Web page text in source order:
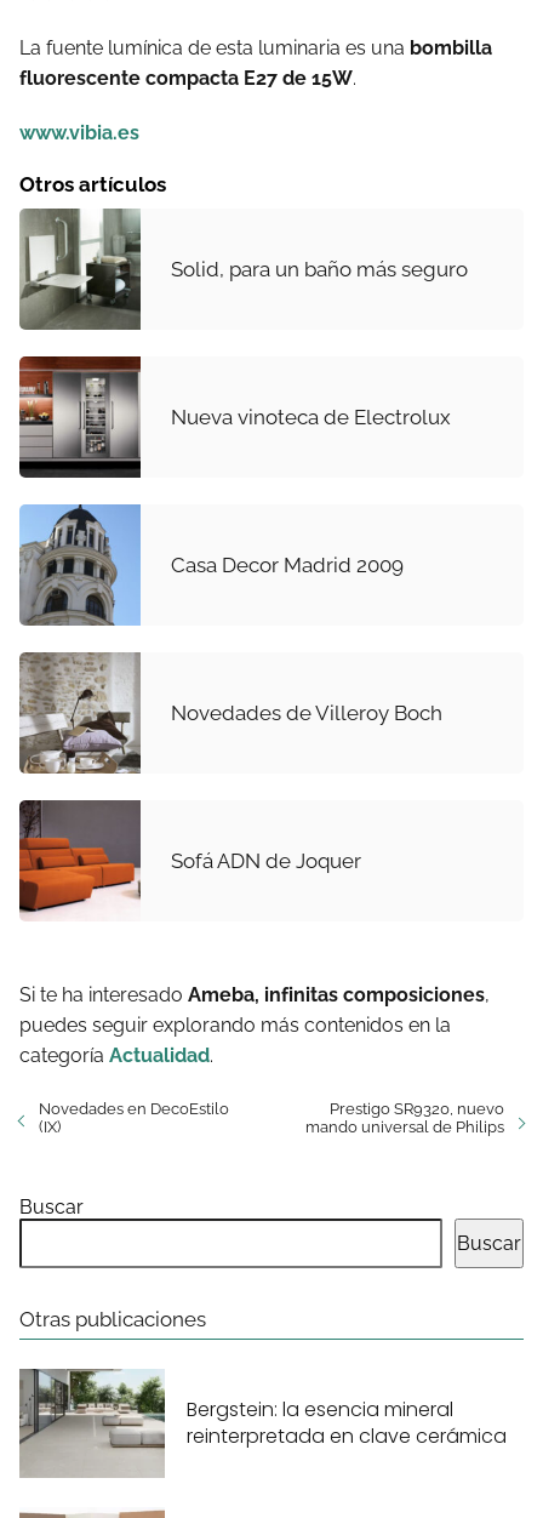
La fuente lumínica de esta luminaria es una bombilla
fluorescente compacta E27 de 15W.
www.vibia.es
Otros artículos
Solid, para un baño más seguro
Nueva vinoteca de Electrolux
Casa Decor Madrid 2009
Novedades de Villeroy Boch
Sofá ADN de Joquer
Si te ha interesado Ameba, infinitas composiciones,
puedes seguir explorando más contenidos en la
categoría Actualidad.
Novedades en DecoEstilo
(IX)
Prestigo SR9320, nuevo
mando universal de Philips
Buscar
Buscar
Otras publicaciones
Bergstein: la esencia mineral
reinterpretada en clave cerámica